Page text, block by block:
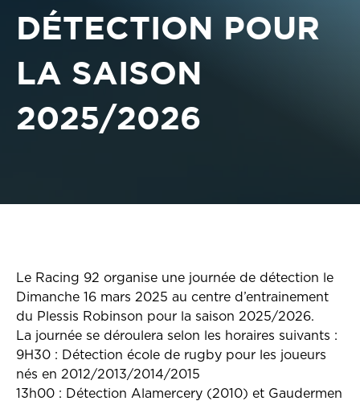
DÉTECTION POUR
LA SAISON
2025/2026
Le Racing 92 organise une journée de détection le
Dimanche 16 mars 2025 au centre d’entrainement
du Plessis Robinson pour la saison 2025/2026.
La journée se déroulera selon les horaires suivants :
9H30 : Détection école de rugby pour les joueurs
nés en 2012/2013/2014/2015
13h00 : Détection Alamercery (2010) et Gaudermen